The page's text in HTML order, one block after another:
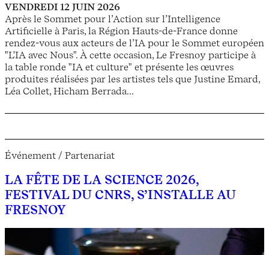
VENDREDI 12 JUIN 2026
Après le Sommet pour l’Action sur l’Intelligence
Artificielle à Paris, la Région Hauts-de-France donne
rendez-vous aux acteurs de l’IA pour le Sommet européen
"L'IA avec Nous". À cette occasion, Le Fresnoy participe à
la table ronde "IA et culture" et présente les œuvres
produites réalisées par les artistes tels que Justine Emard,
Léa Collet, Hicham Berrada...
Événement / Partenariat
LA FÊTE DE LA SCIENCE 2026,
FESTIVAL DU CNRS, S’INSTALLE AU
FRESNOY